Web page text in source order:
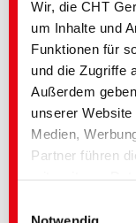
Wir, die CHT
um Inhalte und
Funktionen für
und die Zugriffe
Außerdem
unserer
Medien,
Partner führen
Nutzung der
Vorteile der CHT-
Breites Spektrum
Silikone mit